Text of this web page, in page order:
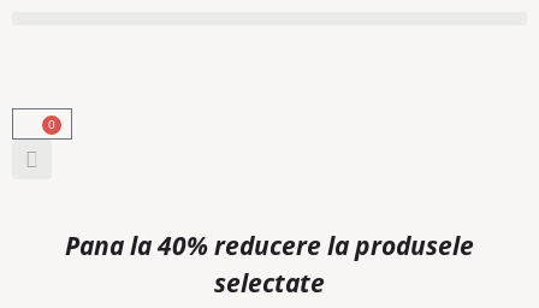
0
Pana la 40% reducere la produsele
selectate